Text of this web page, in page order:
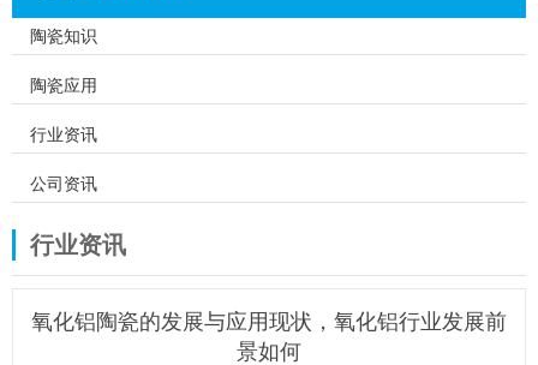
陶瓷知识
陶瓷应用
行业资讯
公司资讯
行业资讯
氧化铝陶瓷的发展与应用现状，氧化铝行业发展前
景如何